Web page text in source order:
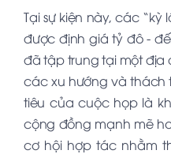
Tại sự kiện này, các
được định giá tỷ đô -
đã tập trung tại một địa
các xu hướng và thách
tiêu của cuộc họp là
cộng đồng mạnh mẽ
cơ hội hợp tác nhằm